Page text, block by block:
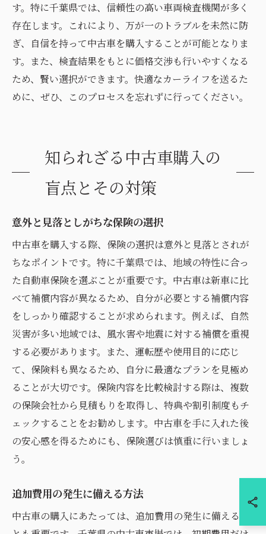
す。特に千葉県では、信頼性の高い車両検査機関が多く
存在します。これにより、万が一のトラブルを未然に防
ぎ、自信を持って中古車を購入することが可能となりま
す。また、検査結果をもとに価格交渉も行いやすくなる
ため、賢い選択ができます。快適なカーライフを送るた
めに、ぜひ、このプロセスを忘れずに行ってください。
知られざる中古車購入の
盲点とその対策
意外と見落としがちな保険の選択
中古車を購入する際、保険の選択は意外と見落とされが
ちなポイントです。特に千葉県では、地域の特性に合っ
た自動車保険を選ぶことが重要です。中古車は新車に比
べて補償内容が異なるため、自分が必要とする補償内容
をしっかり確認することが求められます。例えば、自然
災害が多い地域では、風水害や地震に対する補償を重視
する必要があります。また、運転歴や使用目的に応じ
て、保険料も異なるため、自分に最適なプランを見極め
ることが大切です。保険内容を比較検討する際は、複数
の保険会社から見積もりを取得し、特典や割引制度もチ
ェックすることをお勧めします。中古車を手に入れた後
の安心感を得るためにも、保険選びは慎重に行いましょ
う。
追加費用の発生に備える方法
中古車の購入にあたっては、追加費用の発生に備えるこ